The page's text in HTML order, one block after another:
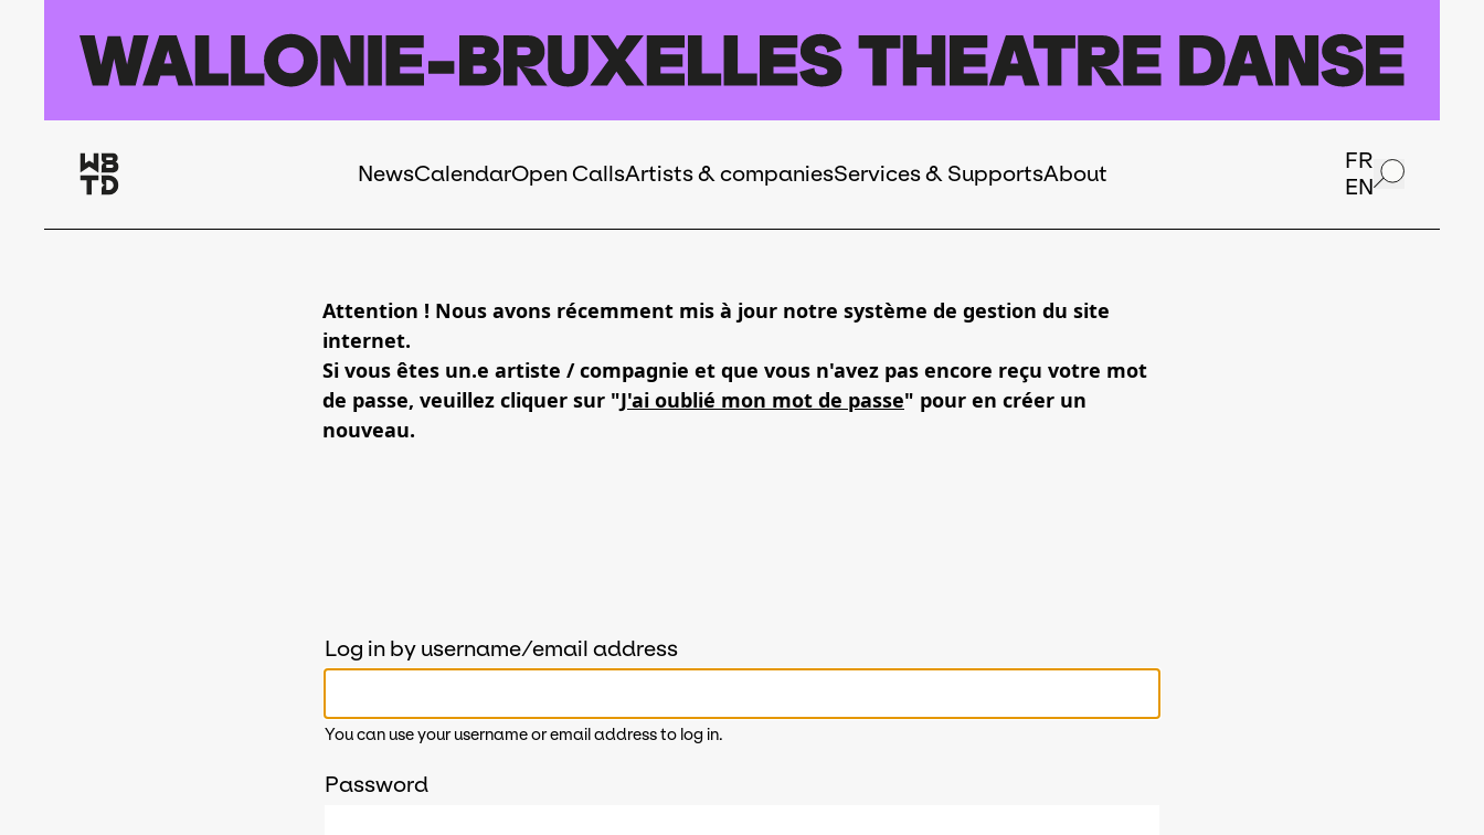
Navigation
NewsCalendarOpen CallsArtists & companiesServices & SupportsAbout
FR
EN
Attention ! Nous avons récemment mis à jour notre système de gestion du site
internet.
Si vous êtes un.e artiste / compagnie et que vous n'avez pas encore reçu votre mot
de passe, veuillez cliquer sur "J'ai oublié mon mot de passe" pour en créer un
nouveau.
Log in by username/email address
You can use your username or email address to log in.
Password